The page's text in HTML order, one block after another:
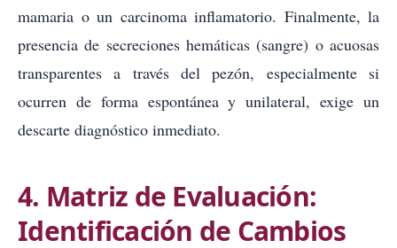
mamaria o un carcinoma inflamatorio. Finalmente, la
presencia de secreciones hemáticas (sangre) o acuosas
transparentes a través del pezón, especialmente si
ocurren de forma espontánea y unilateral, exige un
descarte diagnóstico inmediato.
4. Matriz de Evaluación:
Identificación de Cambios